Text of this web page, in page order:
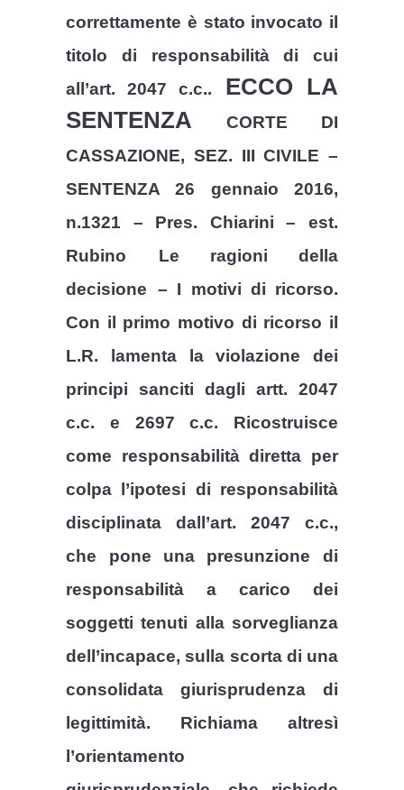
correttamente è stato invocato il
titolo di responsabilità di cui
all’art. 2047 c.c..
ECCO LA
SENTENZA
CORTE DI
CASSAZIONE, SEZ. III CIVILE –
SENTENZA 26 gennaio 2016,
n.1321 – Pres. Chiarini – est.
Rubino
Le ragioni della
decisione
– I motivi di ricorso.
Con il primo motivo di ricorso il
L.R. lamenta la violazione dei
principi sanciti dagli artt. 2047
c.c. e 2697 c.c. Ricostruisce
come responsabilità diretta per
colpa l’ipotesi di responsabilità
disciplinata dall’art. 2047 c.c.,
che pone una presunzione di
responsabilità a carico dei
soggetti tenuti alla sorveglianza
dell’incapace, sulla scorta di una
consolidata giurisprudenza di
legittimità. Richiama altresì
l’orientamento